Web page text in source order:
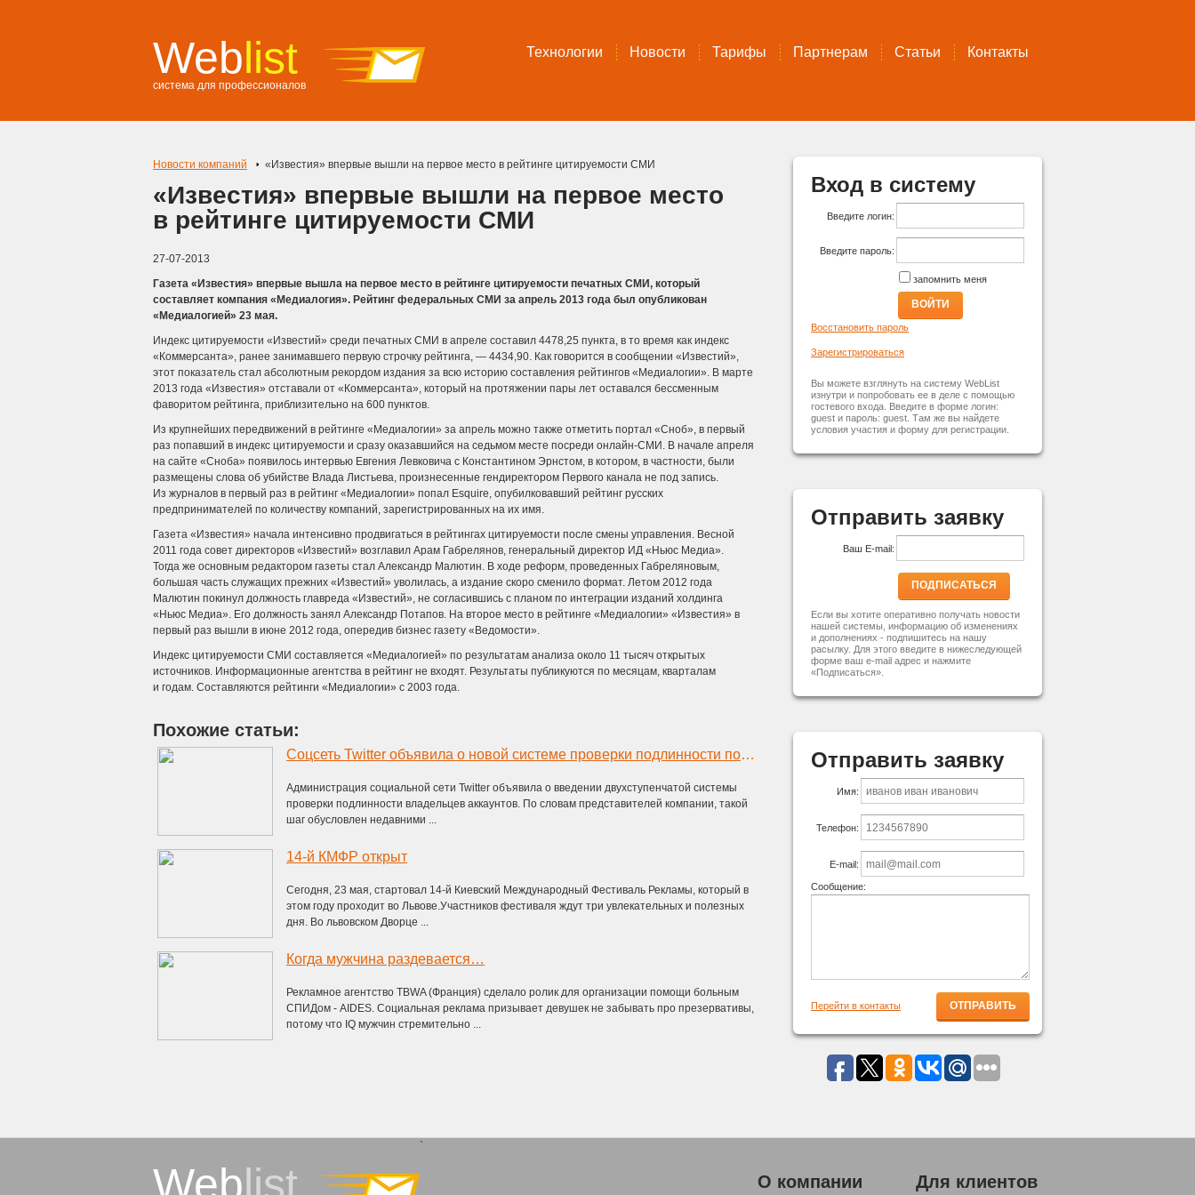
Weblist
система для профессионалов
Технологии Новости Тарифы Партнерам Статьи Контакты
Новости компаний «Известия» впервые вышли на первое место в рейтинге цитируемости СМИ
«Известия» впервые вышли на первое место
в рейтинге цитируемости СМИ
27-07-2013
Газета «Известия» впервые вышла на первое место в рейтинге цитируемости печатных СМИ, который
составляет компания «Медиалогия». Рейтинг федеральных СМИ за апрель 2013 года был опубликован
«Медиалогией» 23 мая.
Индекс цитируемости «Известий» среди печатных СМИ в апреле составил 4478,25 пункта, в то время как индекс
«Коммерсанта», ранее занимавшего первую строчку рейтинга, — 4434,90. Как говорится в сообщении «Известий»,
этот показатель стал абсолютным рекордом издания за всю историю составления рейтингов «Медиалогии». В марте
2013 года «Известия» отставали от «Коммерсанта», который на протяжении пары лет оставался бессменным
фаворитом рейтинга, приблизительно на 600 пунктов.
Из крупнейших передвижений в рейтинге «Медиалогии» за апрель можно также отметить портал «Сноб», в первый
раз попавший в индекс цитируемости и сразу оказавшийся на седьмом месте посреди онлайн-СМИ. В начале апреля
на сайте «Сноба» появилось интервью Евгения Левковича с Константином Эрнстом, в котором, в частности, были
размещены слова об убийстве Влада Листьева, произнесенные гендиректором Первого канала не под запись.
Из журналов в первый раз в рейтинг «Медиалогии» попал Esquire, опубилковавший рейтинг русских
предпринимателей по количеству компаний, зарегистрированных на их имя.
Газета «Известия» начала интенсивно продвигаться в рейтингах цитируемости после смены управления. Весной
2011 года совет директоров «Известий» возглавил Арам Габрелянов, генеральный директор ИД «Ньюс Медиа».
Тогда же основным редактором газеты стал Александр Малютин. В ходе реформ, проведенных Габреляновым,
большая часть служащих прежних «Известий» уволилась, а издание скоро сменило формат. Летом 2012 года
Малютин покинул должность главреда «Известий», не согласившись с планом по интеграции изданий холдинга
«Ньюс Медиа». Его должность занял Александр Потапов. На второе место в рейтинге «Медиалогии» «Известия» в
первый раз вышли в июне 2012 года, опередив бизнес газету «Ведомости».
Индекс цитируемости СМИ составляется «Медиалогией» по результатам анализа около 11 тысяч открытых
источников. Информационные агентства в рейтинг не входят. Результаты публикуются по месяцам, кварталам
и годам. Составляются рейтинги «Медиалогии» с 2003 года.
Похожие статьи:
Соцсеть Twitter объявила о новой системе проверки подлинности пользователей
Администрация социальной сети Twitter объявила о введении двухступенчатой системы
проверки подлинности владельцев аккаунтов. По словам представителей компании, такой
шаг обусловлен недавними ...
14-й КМФР открыт
Сегодня, 23 мая, стартовал 14-й Киевский Международный Фестиваль Рекламы, который в
этом году проходит во Львове.Участников фестиваля ждут три увлекательных и полезных
дня. Во львовском Дворце ...
Когда мужчина раздевается…
Рекламное агентство TBWA (Франция) сделало ролик для организации помощи больным
СПИДом - AIDES. Социальная реклама призывает девушек не забывать про презервативы,
потому что IQ мужчин стремительно ...
Вход в систему
Введите логин:
Введите пароль:
запомнить меня
ВОЙТИ
Восстановить пароль
Зарегистрироваться
Вы можете взглянуть на систему WebList
изнутри и попробовать ее в деле с помощью
гостевого входа. Введите в форме логин:
guest и пароль: guest. Там же вы найдете
условия участия и форму для регистрации.
Отправить заявку
Ваш E-mail:
ПОДПИСАТЬСЯ
Если вы хотите оперативно получать новости
нашей системы, информацию об изменениях
и дополнениях - подпишитесь на нашу
расылку. Для этого введите в нижеследующей
форме ваш e-mail адрес и нажмите
«Подписаться».
Отправить заявку
Имя:
Телефон:
E-mail:
Сообщение:
Перейти в контакты
Weblist
`
О компании Для клиентов